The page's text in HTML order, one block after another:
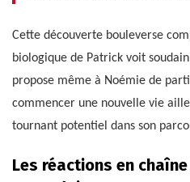
Cette découverte bouleverse
biologique de Patrick voit
propose même à Noémie de
commencer une nouvelle vie
tournant potentiel dans son
Les réactions en